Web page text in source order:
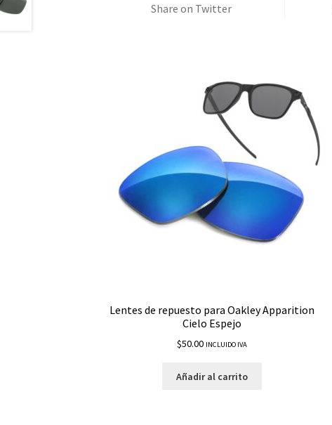
Share on Twitter
Lentes de repuesto para Oakley Apparition
Cielo Espejo
$50.00 INCLUIDO IVA
Añadir al carrito